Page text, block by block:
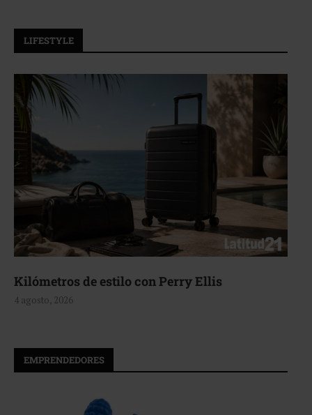
LIFESTYLE
Aerie, texturas que fluyen
4 agosto, 2026
EMPRENDEDORES